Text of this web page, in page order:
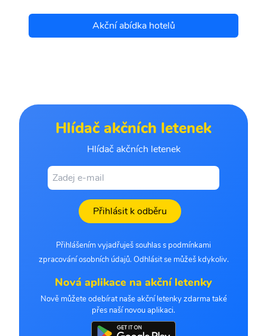
Akční abídka hotelů
Hlídač akčních letenek
Hlídač akčních letenek
Přihlásit k odběru
Přihlášením vyjadřuješ souhlas s podmínkami
zpracování osobních údajů. Odhlásit se můžeš kdykoliv.
Nová aplikace na akční letenky
Nově můžete odebírat naše akční letenky zdarma také
přes naší novou aplikaci.